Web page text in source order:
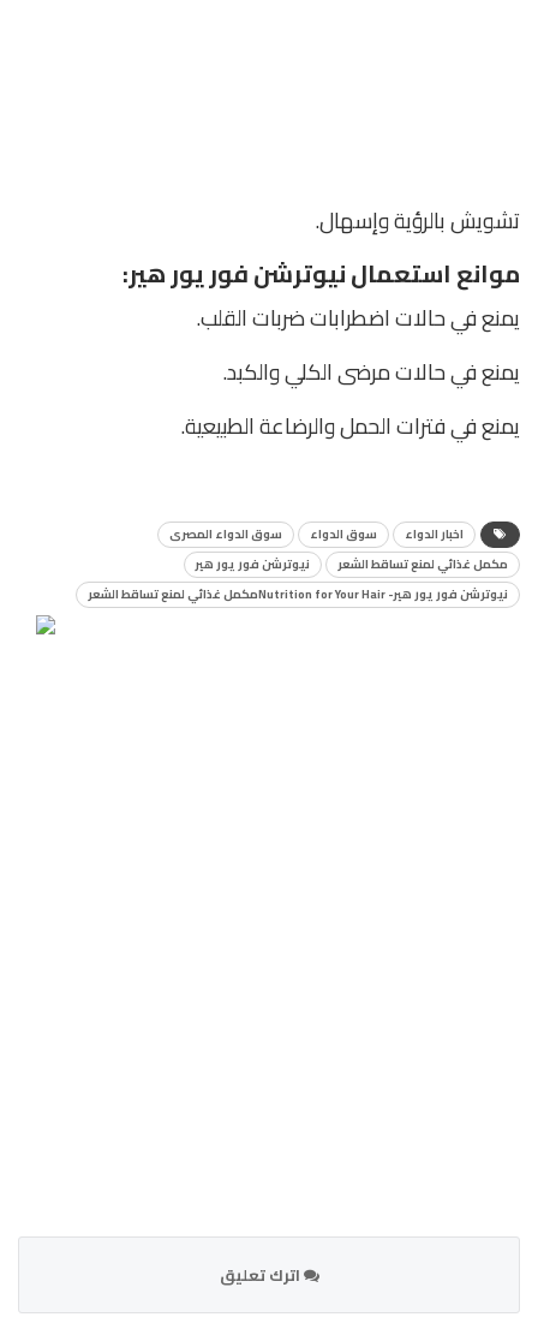
تشويش بالرؤية وإسهال.
موانع استعمال نيوترشن فور يور هير:
يمنع في حالات اضطرابات ضربات القلب.
يمنع في حالات مرضى الكلي والكبد.
يمنع في فترات الحمل والرضاعة الطبيعية.
اخبار الدواء سوق الدواء
سوق الدواء المصرى
مكمل غذائي لمنع تساقط الشعر
نيوترشن فور يور هير
نيوترشن فور يور هير- Nutrition for Your Hairمكمل غذائي لمنع تساقط الشعر
اترك تعليق